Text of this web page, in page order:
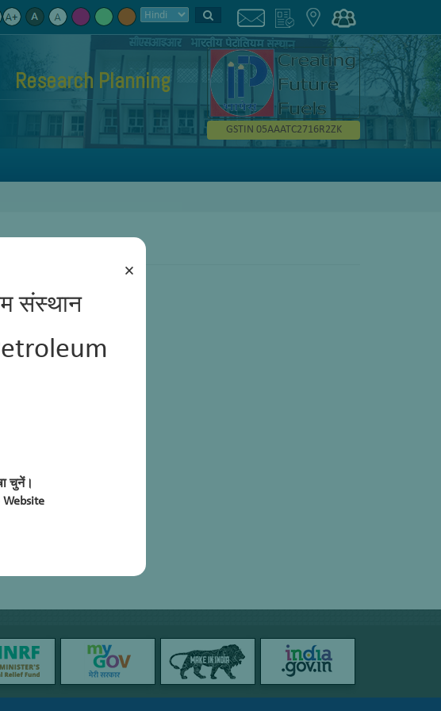
×
संस्थान
चुनें।
Research Planning
GSTIN 05AAATC2716R2ZK